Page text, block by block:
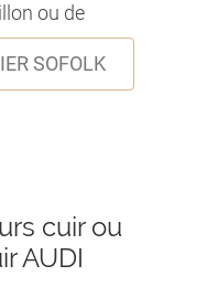
ou de
SOFOLK
cuir ou
AUDI